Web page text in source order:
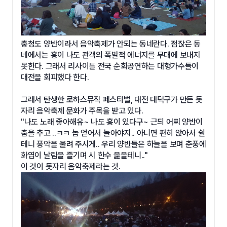
충청도 양반이라서 음악축제가 안되는 동네란다. 점잖은 동
네에서는 흥이 나도 관객의 폭발적 에너지를 무대에 보내지
못한다. 그래서 리사이틀 전국 순회공연하는 대형가수들이
대전을 회피했다 한다.
그래서 탄생한 로하스뮤직 페스티벌, 대전 대덕구가 만든 돗
자리 음악축제 문화가 주목을 받고 있다.
"나도 노래 좋아해유~ 나도 흥이 있다구~ 근듸 어찌 양반이
춤을 추고 ..ㅋㅋ 놉 얻어서 놀아야지.. 아니면 편히 앉아서 쉴
테니 풍악을 울려 주시게.. 우리 양반들은 하늘을 보며 춘풍에
화엽이 날림을 즐기며 시 한수 읊을테니.."
이 것이 돗자리 음악축제라는 것.